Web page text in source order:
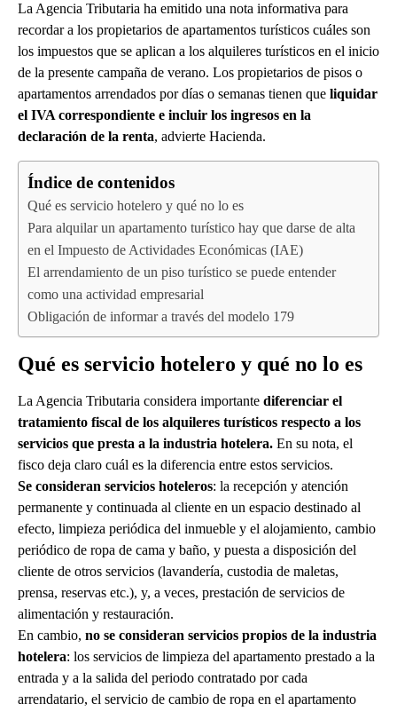
La Agencia Tributaria ha emitido una nota informativa para
recordar a los propietarios de apartamentos turísticos cuáles son
los impuestos que se aplican a los alquileres turísticos en el inicio
de la presente campaña de verano. Los propietarios de pisos o
apartamentos arrendados por días o semanas tienen que liquidar
el IVA correspondiente e incluir los ingresos en la
declaración de la renta, advierte Hacienda.
Índice de contenidos
Qué es servicio hotelero y qué no lo es
Para alquilar un apartamento turístico hay que darse de alta
en el Impuesto de Actividades Económicas (IAE)
El arrendamiento de un piso turístico se puede entender
como una actividad empresarial
Obligación de informar a través del modelo 179
Qué es servicio hotelero y qué no lo es
La Agencia Tributaria considera importante diferenciar el
tratamiento fiscal de los alquileres turísticos respecto a los
servicios que presta a la industria hotelera. En su nota, el
fisco deja claro cuál es la diferencia entre estos servicios.
Se consideran servicios hoteleros: la recepción y atención
permanente y continuada al cliente en un espacio destinado al
efecto, limpieza periódica del inmueble y el alojamiento, cambio
periódico de ropa de cama y baño, y puesta a disposición del
cliente de otros servicios (lavandería, custodia de maletas,
prensa, reservas etc.), y, a veces, prestación de servicios de
alimentación y restauración.
En cambio, no se consideran servicios propios de la industria
hotelera: los servicios de limpieza del apartamento prestado a la
entrada y a la salida del periodo contratado por cada
arrendatario, el servicio de cambio de ropa en el apartamento